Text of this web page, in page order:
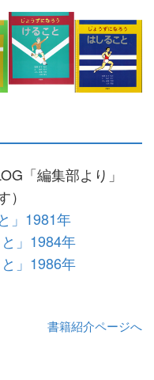
「編集部より」
」1981年
」1984年
」1986年
書籍紹介ページへ